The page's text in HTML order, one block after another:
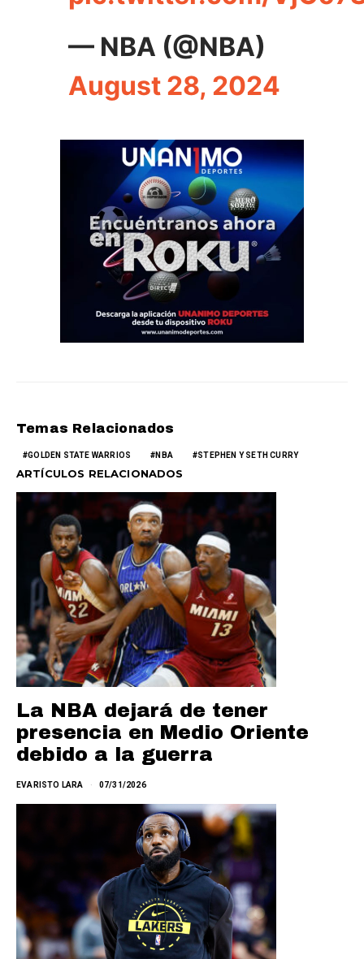
— NBA (@NBA)
August 28, 2024
Temas Relacionados
GOLDEN STATE WARRIOS NBA STEPHEN Y SETH CURRY
ARTÍCULOS RELACIONADOS
La NBA dejará de tener
presencia en Medio Oriente
debido a la guerra
EVARISTO LARA 07/31/2026